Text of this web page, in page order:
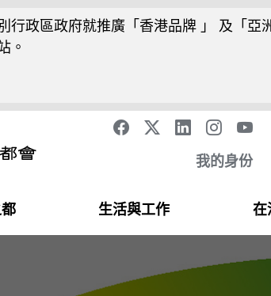
行政區政府就推廣「香港品牌 」 及「亞
。
我的身份
生活與工作 在